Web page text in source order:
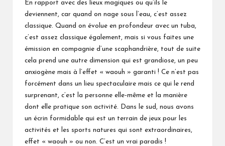
En rapport avec des lieux magiques ou qu’ils le
deviennent, car quand on nage sous l’eau, c’est assez
classique. Quand on évolue en profondeur avec un tuba,
c’est assez classique également, mais si vous faites une
émission en compagnie d’une scaphandrière, tout de suite
cela prend une autre dimension qui est grandiose, un peu
anxiogène mais à l’effet « waouh » garanti ! Ce n’est pas
forcément dans un lieu spectaculaire mais ce qui le rend
surprenant, c’est la personne elle-même et la manière
dont elle pratique son activité. Dans le sud, nous avons
un écrin formidable qui est un terrain de jeux pour les
activités et les sports natures qui sont extraordinaires,
effet « waouh » ou non. C’est un vrai paradis !